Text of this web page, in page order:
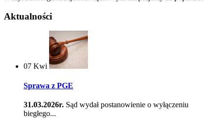
Aktualności
07 Kwi
Sprawa z PGE
31.03.2026r. Sąd wydał postanowienie o wyłączeniu
biegłego...